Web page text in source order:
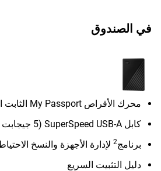
في الصندوق
محرك الأقراص My Passport الثابت المحمول
كابل SuperSpeed USB-A (5 جيجابت في الثانية)
برنامج2 لإدارة الأجهزة والنسخ
دليل التثبيت السريع